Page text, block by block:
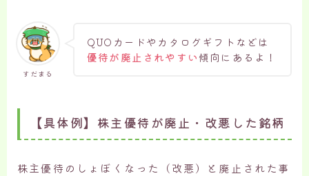
すだまる
QUOカードやカタログギフトなどは
優待が廃止されやすい傾向にあるよ！
【具体例】株主優待が廃止・改悪した銘柄
株主優待のしょぼくなった（改悪）と廃止された事